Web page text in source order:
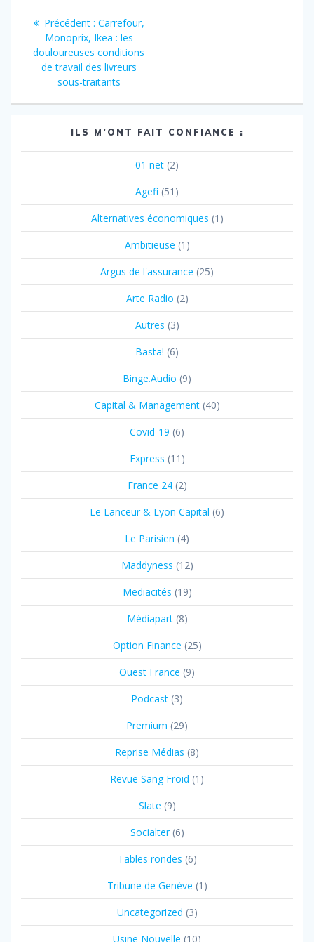
Navigation
de
l’article
Précédent : Article
précédent
:
Carrefour,
Monoprix, Ikea : les
douloureuses conditions
de travail des livreurs
sous-traitants
ILS M’ONT FAIT CONFIANCE :
01 net (2)
Agefi (51)
Alternatives économiques (1)
Ambitieuse (1)
Argus de l'assurance (25)
Arte Radio (2)
Autres (3)
Basta! (6)
Binge.Audio (9)
Capital & Management(40)
Covid-19 (6)
Express (11)
France 24(2)
Le Lanceur & Lyon Capital (6)
Le Parisien (4)
Maddyness (12)
Mediacités (19)
Médiapart(8)
Option Finance (25)
Ouest France (9)
Podcast (3)
Premium (29)
Reprise Médias (8)
Revue Sang Froid (1)
Slate (9)
Socialter(6)
Tables rondes (6)
Tribune de Genève (1)
Uncategorized (3)
Usine Nouvelle (10)